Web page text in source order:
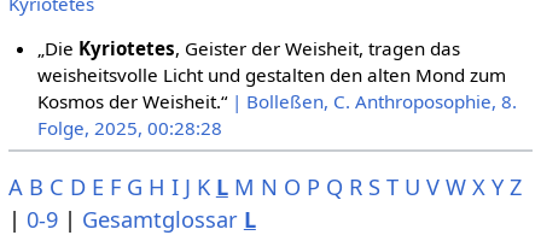
„Die Kyriotetes, Geister der Weisheit, tragen das
weisheitsvolle Licht und gestalten den alten Mond zum
Kosmos der Weisheit.“ | Bolleßen, C. Anthroposophie, 8.
Folge, 2025, 00:28:28
A B C D E F G H I J K L M N O P Q R S T U V W X Y Z
| 0-9| Gesamtglossar L